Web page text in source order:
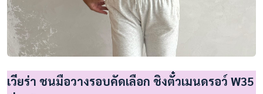
เวียร่า ชนมือวางรอบคัดเลือก ชิงตั๋วเมนดรอว์ W35